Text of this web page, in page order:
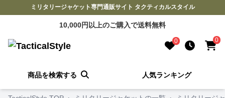
ミリタリージャケット専門通販サイト タクティカルスタイル
10,000円以上のご購入で送料無料
0 0
商品を検索する 人気ランキング